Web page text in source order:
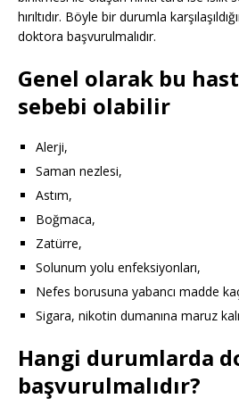
hırıltıdır. Böyle bir durumla
doktora başvurulmalıdır.
Genel olarak bu
sebebi olabilir
Alerji,
Saman nezlesi,
Astım,
Boğmaca,
Zatürre,
Solunum yolu enfeksiyonları,
Nefes borusuna yabancı madde
Sigara, nikotin dumanına maruz
Hangi durumlarda
başvurulmalıdır?